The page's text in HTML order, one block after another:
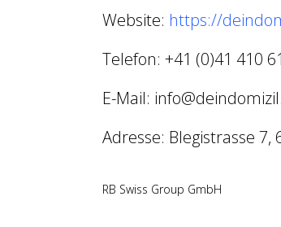
Website: https://
Telefon: +41 (0)41 410
E-Mail:
Adresse: Blegistrasse 7,
RB Swiss Group GmbH